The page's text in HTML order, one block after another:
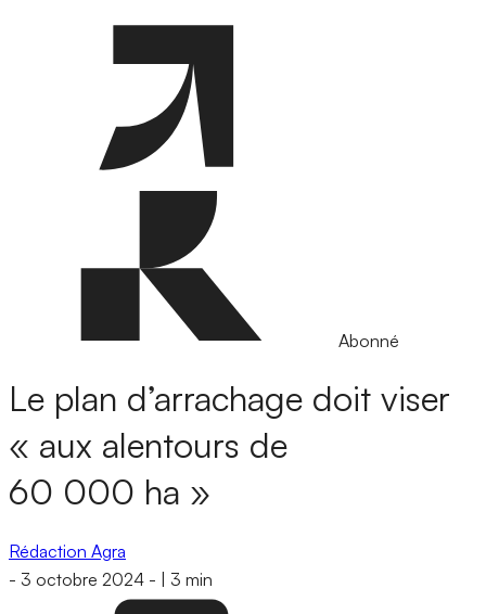
Abonné
Le plan d’arrachage doit viser
« aux alentours de
60 000 ha »
Rédaction Agra
- 3 octobre 2024 - 3 min